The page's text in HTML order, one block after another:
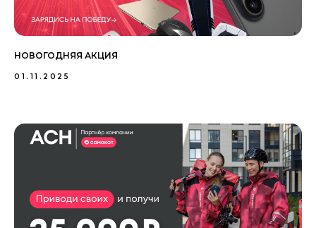
НОВОГОДНЯЯ АКЦИЯ
01.11.2025